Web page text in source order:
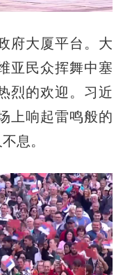
大厦平台。大
亚民众挥舞中塞
烈的欢迎。习近
上响起雷鸣般的
息。